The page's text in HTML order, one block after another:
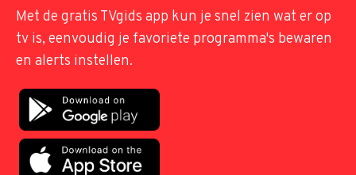
Met de gratis TVgids app kun je snel zien wat er op
tv is, eenvoudig je favoriete programma's bewaren
en alerts instellen.